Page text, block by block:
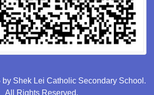
Shek Lei Catholic Secondary School.
All Rights Reserved.